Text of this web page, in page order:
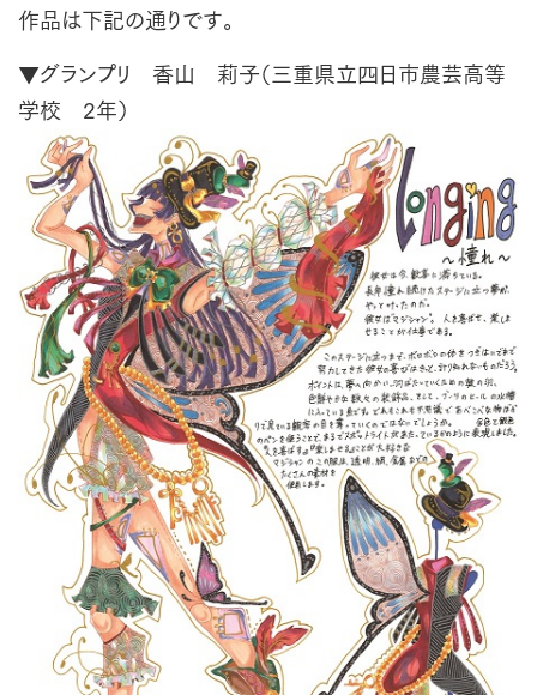
作品は下記の通りです。
▼グランプリ 香山 莉子（三重県立四日市農芸高等
学校 2年）